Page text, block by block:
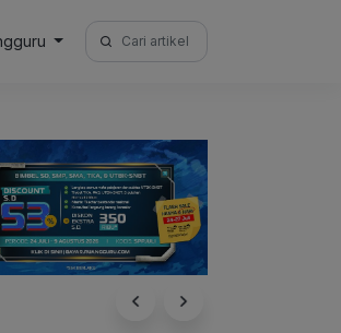
Search
for: